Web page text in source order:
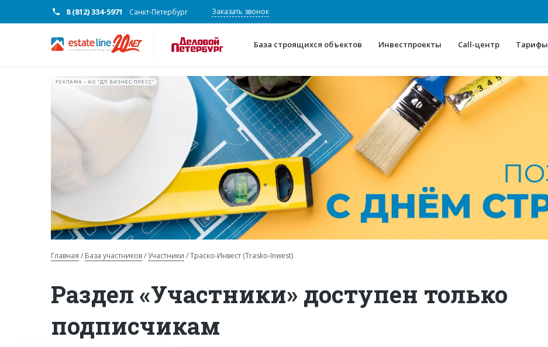
8 (812) 334-5971 Санкт-Петербург Заказать звонок
База строящихся объектов Инвестпроекты Call-центр Тарифы
О проекте
Конкурентные преимущества
Горячие объекты
Глоссарий
РЕКЛАМА • АО "ДП БИЗНЕС ПРЕСС"
Главная База участников Участники Траско-Инвест (Trasko-Inwest)
Раздел «Участники» доступен только
подписчикам